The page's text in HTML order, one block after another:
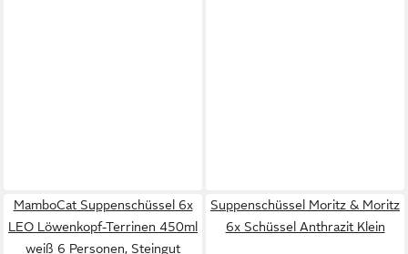
MamboCat Suppenschüssel 6x
LEO Löwenkopf-Terrinen 450ml
weiß 6 Personen, Steingut
Suppenschüssel Moritz & Moritz
6x Schüssel Anthrazit Klein